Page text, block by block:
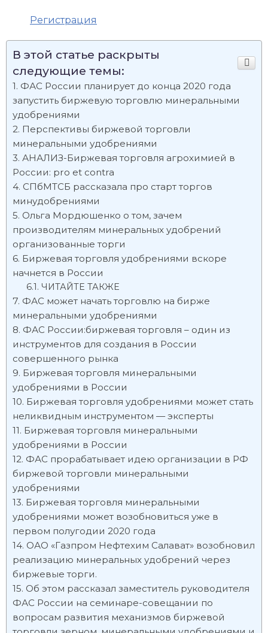
Регистрация
В этой статье раскрыты
следующие темы:
ФАС России планирует до конца 2020 года
запустить биржевую торговлю минеральными
удобрениями
Перспективы биржевой торговли
минеральными удобрениями
АНАЛИЗ-Биржевая торговля агрохимией в
России: pro et contra
СПбМТСБ рассказала про старт торгов
минудобрениями
Ольга Мордюшенко о том, зачем
производителям минеральных удобрений
организованные торги
Биржевая торговля удобрениями вскоре
начнется в России
ЧИТАЙТЕ ТАКЖЕ
ФАС может начать торговлю на бирже
минеральными удобрениями
ФАС России:биржевая торговля – один из
инструментов для создания в России
совершенного рынка
Биржевая торговля минеральными
удобрениями в России
Биржевая торговля удобрениями может стать
неликвидным инструментом — эксперты
Биржевая торговля минеральными
удобрениями в России
ФАС прорабатывает идею организации в РФ
биржевой торговли минеральными
удобрениями
Биржевая торговля минеральными
удобрениями может возобновиться уже в
первом полугодии 2020 года
ОАО «Газпром Нефтехим Салават» возобновил
реализацию минеральных удобрений через
биржевые торги.
Об этом рассказал заместитель руководителя
ФАС России на семинаре-совещании по
вопросам развития механизмов биржевой